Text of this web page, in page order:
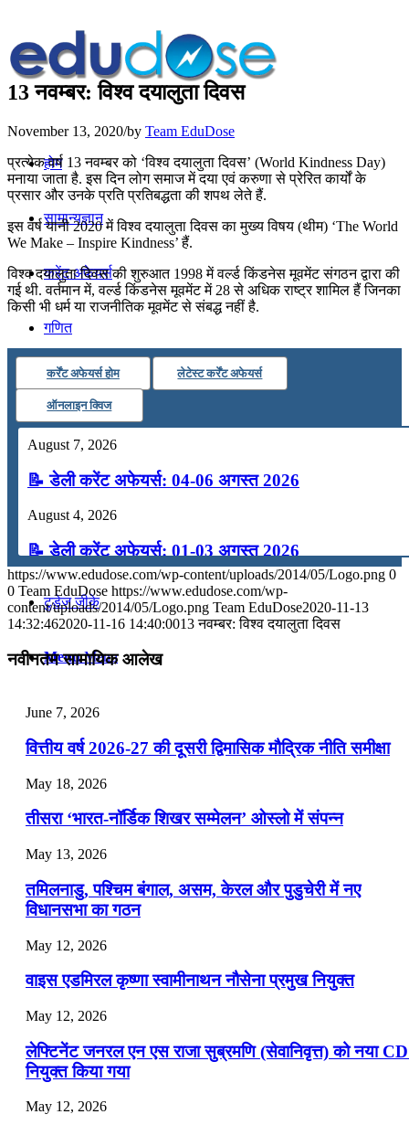
होम
सामान्यज्ञान
करेंट अफेयर्स
गणित
तर्कशक्ति
कंप्यूटर
अंग्रेजी
मॉक टेस्ट
टुडेज जीके
Menu Menu
13 नवम्बर: विश्व दयालुता दिवस
November 13, 2020/by Team EduDose
प्रत्येक वर्ष 13 नवम्बर को ‘विश्व दयालुता दिवस’ (World Kindness Day)
मनाया जाता है. इस दिन लोग समाज में दया एवं करुणा से प्रेरित कार्यों के
प्रसार और उनके प्रति प्रतिबद्धता की शपथ लेते हैं.
इस वर्ष यानी 2020 में विश्व दयालुता दिवस का मुख्य विषय (थीम) ‘The World
We Make – Inspire Kindness’ हैं.
विश्व दयालुता दिवस की शुरुआत 1998 में वर्ल्ड किंडनेस मूवमेंट संगठन द्वारा की
गई थी. वर्तमान में, वर्ल्ड किंडनेस मूवमेंट में 28 से अधिक राष्ट्र शामिल हैं जिनका
किसी भी धर्म या राजनीतिक मूवमेंट से संबद्ध नहीं है.
कर्रेंट अफेयर्स होम लेटेस्ट कर्रेंट अफेयर्स
ऑनलाइन क्विज
August 7, 2026
📝 डेली करेंट अफेयर्स: 04-06 अगस्त 2026
August 4, 2026
📝 डेली करेंट अफेयर्स: 01-03 अगस्त 2026
July 31, 2026
📝 डेली करेंट अफेयर्स: 28-31 जुलाई 2026
July 28, 2026
📝 डेली करेंट अफेयर्स: 22-24 जुलाई 2026
📝 डेली करेंट अफेयर्स: 16-18 जुलाई 2026
https://www.edudose.com/wp-content/uploads/2014/05/Logo.png 0
0 Team EduDose https://www.edudose.com/wp-
content/uploads/2014/05/Logo.png Team EduDose2020-11-13
14:32:462020-11-16 14:40:0013 नवम्बर: विश्व दयालुता दिवस
नवीनतम सामायिक आलेख
June 7, 2026
वित्तीय वर्ष 2026-27 की दूसरी द्विमासिक मौद्रिक नीति समीक्षा
May 18, 2026
तीसरा ‘भारत-नॉर्डिक शिखर सम्मेलन’ ओस्लो में संपन्न
May 13, 2026
तमिलनाडु, पश्चिम बंगाल, असम, केरल और पुडुचेरी में नए
विधानसभा का गठन
May 12, 2026
वाइस एडमिरल कृष्णा स्वामीनाथन नौसेना प्रमुख नियुक्त
May 12, 2026
लेफ्टिनेंट जनरल एन एस राजा सुब्रमणि (सेवानिवृत्त) को नया
नियुक्त किया गया
May 12, 2026